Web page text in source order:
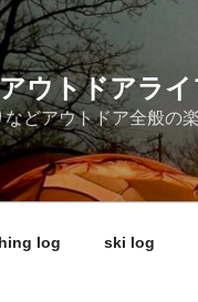
ウトドアライ
どアウトドア全般の
log ski log